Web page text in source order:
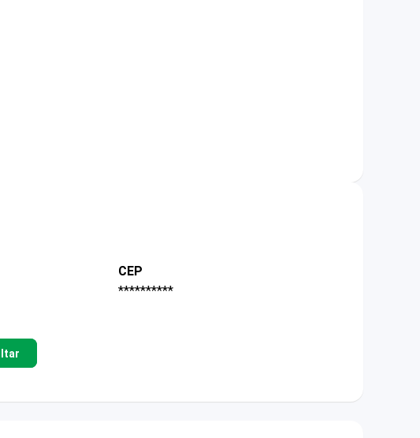
CEP
**********